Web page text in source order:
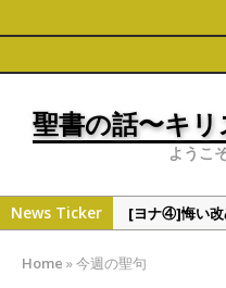
聖書の話〜キ
ようこ
News Ticker
[ヨナ④]悔い改
[偉人・有名人
Home »今週の聖句